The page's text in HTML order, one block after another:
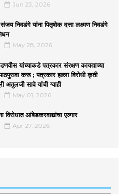
Jun 23, 2026
निवडंगे यांना पितृषोक दत्ता लक्ष्मण निवडंगे
May 28, 2026
यांच्याकडे पत्रकार संरक्षण कायद्याच्या
करू ; पत्रकार हल्ला विरोधी कृती
अतुलजी सावे यांची ग्वाही
May 01, 2026
विरोधात आंबेडकरवाद्यांचा एल्गार
Apr 27, 2026